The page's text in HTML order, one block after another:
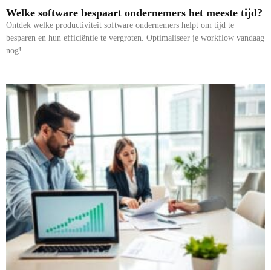
Welke software bespaart ondernemers het meeste tijd?
Ontdek welke productiviteit software ondernemers helpt om tijd te
besparen en hun efficiëntie te vergroten. Optimaliseer je workflow vandaag
nog!